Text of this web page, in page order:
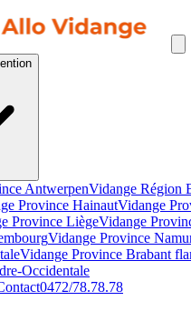
AntwerpenVidange Région
Province HainautVidange
Province LiègeVidange
Vidange Province
Vidange Province Brabant
Occidentale
0472/78.78.78